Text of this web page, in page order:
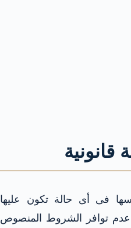
قانونية
فى أى حالة تكون عليها
توافر الشروط المنصوص